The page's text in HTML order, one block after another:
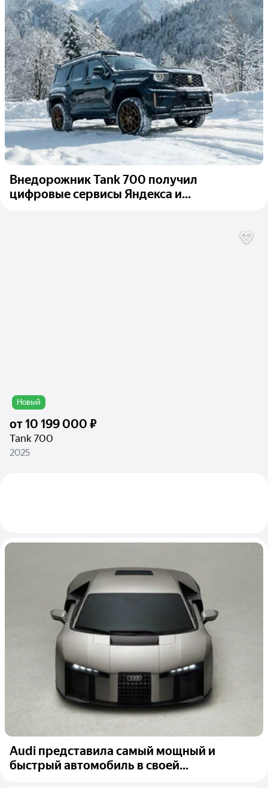
Внедорожник Tank 700 получил
цифровые сервисы Яндекса и...
Новый
от10 199 000 ₽
Tank 700
2025
Audi представила самый мощный и
быстрый автомобиль в своей...